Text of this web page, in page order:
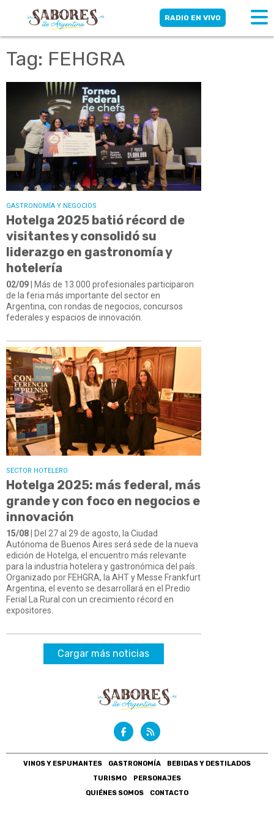
RADIO EN VIVO
Tag: FEHGRA
GASTRONOMÍA Y NEGOCIOS
Hotelga 2025 batió récord de
visitantes y consolidó su
liderazgo en gastronomía y
hotelería
02/09 | Más de 13.000 profesionales participaron
de la feria más importante del sector en
Argentina, con rondas de negocios, concursos
federales y espacios de innovación.
SECTOR HOTELERO
Hotelga 2025: más federal, más
grande y con foco en negocios e
innovación
15/08 | Del 27 al 29 de agosto, la Ciudad
Autónoma de Buenos Aires será sede de la nueva
edición de Hotelga, el encuentro más relevante
para la industria hotelera y gastronómica del país.
Organizado por FEHGRA, la AHT y Messe Frankfurt
Argentina, el evento se desarrollará en el Predio
Ferial La Rural con un crecimiento récord en
expositores.
Cargar más noticias
VINOS Y ESPUMANTES GASTRONOMÍA
BEBIDAS Y DESTILADOS
TURISMO
PERSONAJES
QUIÉNES SOMOS
CONTACTO